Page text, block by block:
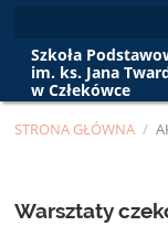
Szkoła
im. ks. Jana
w Człekówce
STRONA GŁÓWNA /
Warsztaty